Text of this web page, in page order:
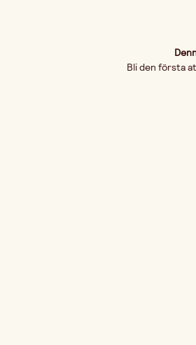
Bli den första